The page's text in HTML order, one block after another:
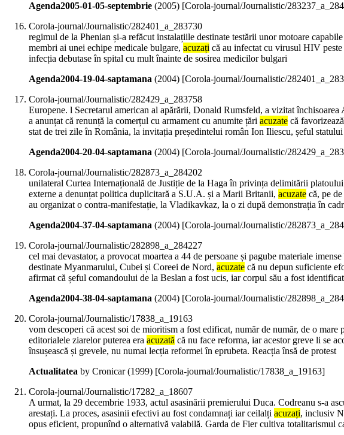
Agenda2005-01-05-septembrie (2005) [Corola-journal/Journalistic/
Corola-journal/Journalistic/282401_a_283730
regimul de la Phenian și-a refăcut instalațiile destinate testării unor motoare
membri ai unei echipe medicale bulgare, acuzați că au infectat cu virusul HIV
infecția debutase în spital cu mult înainte de sosirea medicilor bulgari
Agenda2004-19-04-saptamana (2004) [Corola-journal/Journalistic/
Corola-journal/Journalistic/282429_a_283758
Europene. l Secretarul american al apărării, Donald Rumsfeld, a vizitat
a anunțat că renunță la comerțul cu armament cu anumite țări acuzate că
stat de trei zile în România, la invitația președintelui român Ion Iliescu, șeful
Agenda2004-20-04-saptamana (2004) [Corola-journal/Journalistic/
Corola-journal/Journalistic/282873_a_284202
unilateral Curtea Internațională de Justiție de la Haga în privința delimitării
externe a denunțat politica duplicitară a S.U.A. și a Marii Britanii, acuzate că, pe
au organizat o contra-manifestație, la Vladikavkaz, la o zi după demonstrația în
Agenda2004-37-04-saptamana (2004) [Corola-journal/Journalistic/
Corola-journal/Journalistic/282898_a_284227
cel mai devastator, a provocat moartea a 44 de persoane și pagube materiale
destinate Myanmarului, Cubei și Coreei de Nord, acuzate că nu depun suficiente
afirmat că șeful comandoului de la Beslan a fost ucis, iar corpul său a fost
Agenda2004-38-04-saptamana (2004) [Corola-journal/Journalistic/
Corola-journal/Journalistic/17838_a_19163
vom descoperi că acest soi de mioritism a fost edificat, număr de număr, de o
editorialele ziarelor puterea era acuzată că nu face reforma, iar acestor greve li se
însușească și grevele, nu numai lecția reformei în eprubeta. Reacția însă de protest
Actualitatea by Cronicar (1999) [Corola-journal/Journalistic/17838_a_19163]
Corola-journal/Journalistic/17282_a_18607
A urmat, la 29 decembrie 1933, actul asasinării premierului Duca. Codreanu s-a
arestați. La proces, asasinii efectivi au fost condamnați iar ceilalți acuzați, inclusiv
opus eficient, propunînd o alternativă valabilă. Garda de Fier cultiva totalitarismul